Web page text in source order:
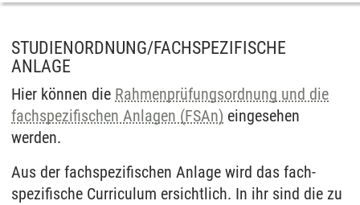
STUDIENORDNUNG/FACHSPEZIFISCHE
ANLAGE
Hier können die Rahmen­prüfungs­ordnung und die
fach­spezifischen Anlagen (FSAn) eingesehen
werden.
Aus der fach­spezifischen Anlage wird das fach­
spezifische Curriculum ersichtlich. In ihr sind die zu